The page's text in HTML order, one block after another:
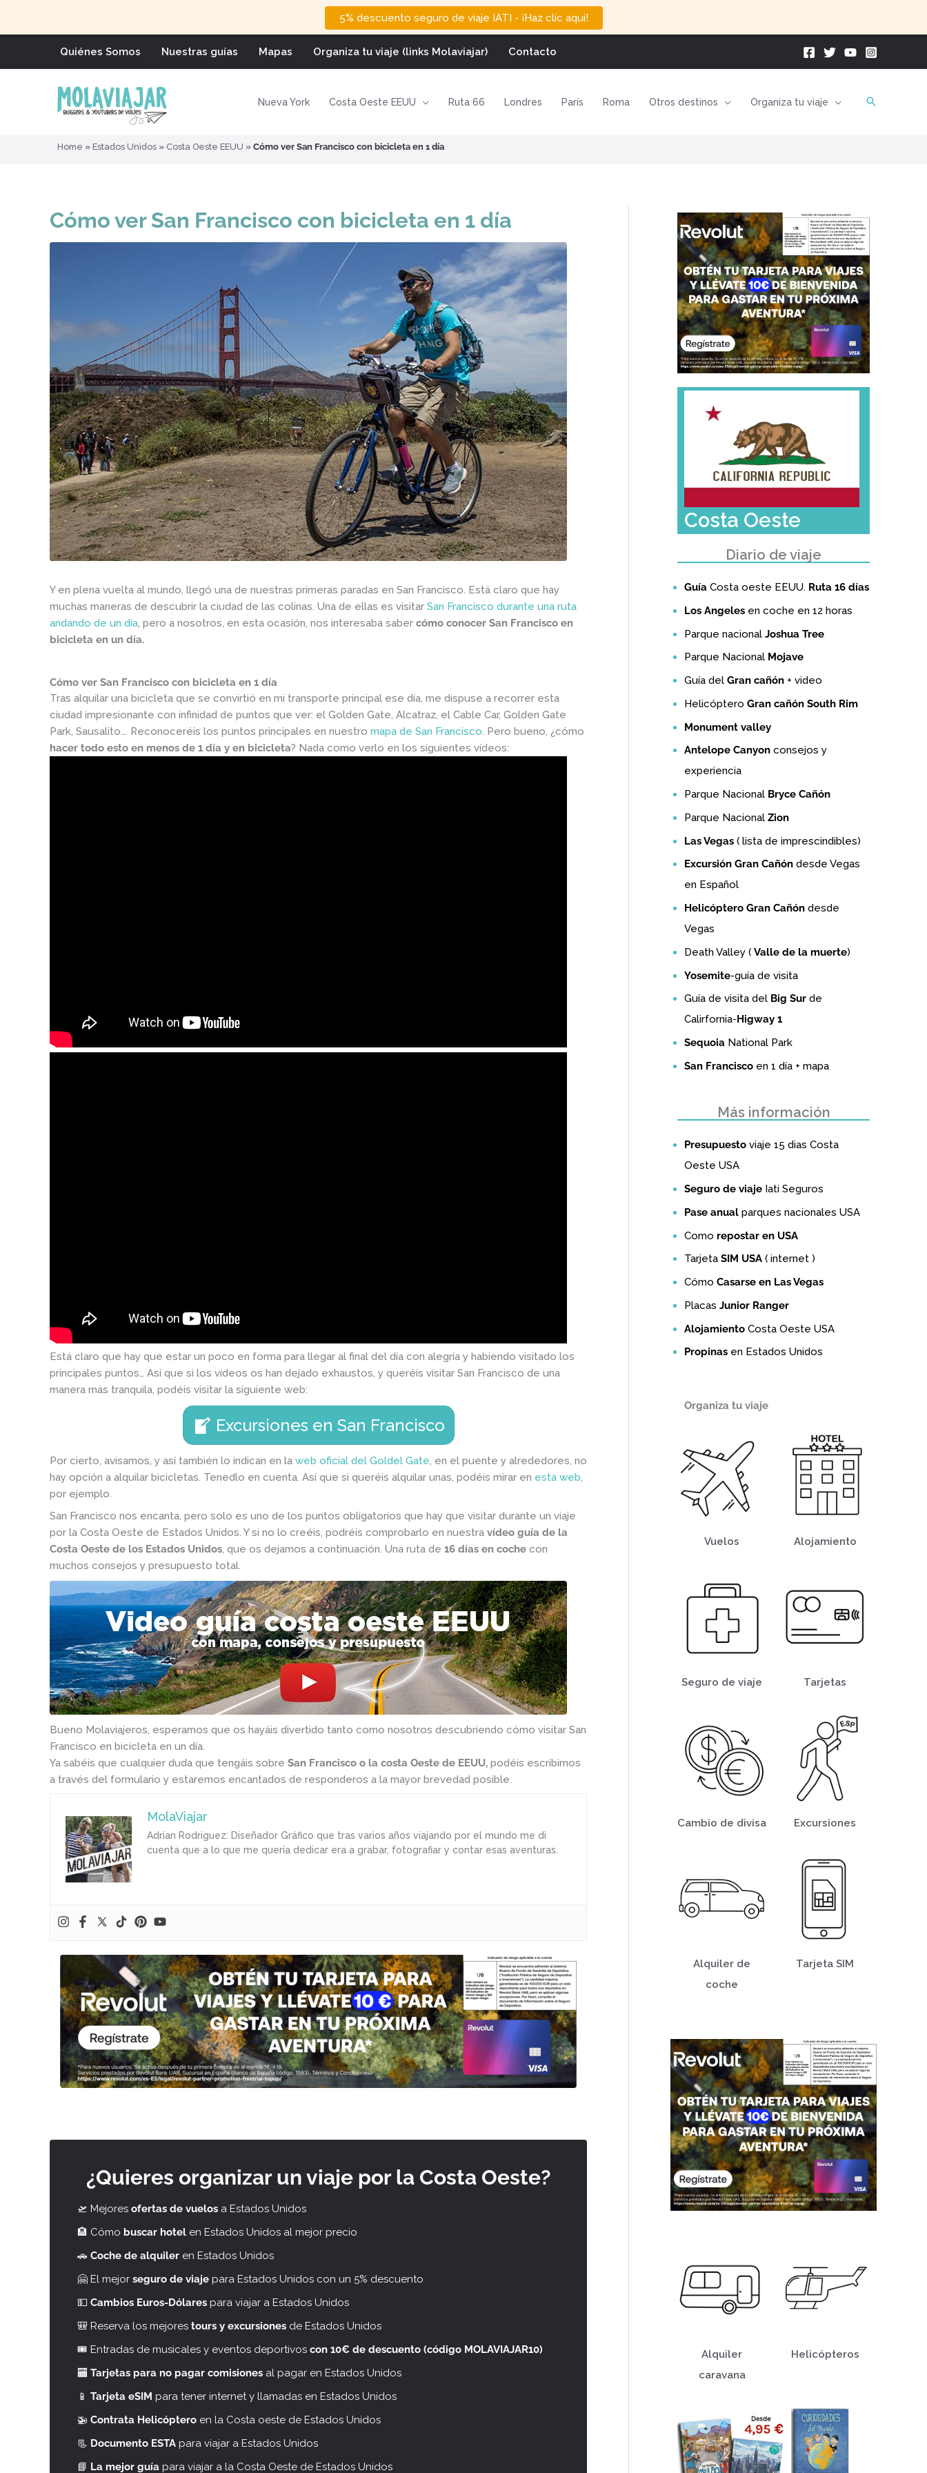
5% descuento seguro de viaje IATI - ¡Haz clic aquí!
Quiénes Somos Nuestras guías Mapas Organiza tu viaje (links Molaviajar) Contacto
Nueva York Costa Oeste EEUU Ruta 66 Londres París Roma Otros destinos Organiza tu viaje
Home » Estados Unidos » Costa Oeste EEUU » Cómo ver San Francisco con bicicleta en 1 día
Cómo ver San Francisco con bicicleta en 1 día
Y en plena vuelta al mundo, llegó una de nuestras primeras paradas en San Francisco. Está claro que hay
muchas maneras de descubrir la ciudad de las colinas. Una de ellas es visitar San Francisco durante una ruta
andando de un día, pero a nosotros, en esta ocasión, nos interesaba saber cómo conocer San Francisco en
bicicleta en un día.
Cómo ver San Francisco con bicicleta en 1 día
Tras alquilar una bicicleta que se convirtió en mi transporte principal ese día, me dispuse a recorrer esta
ciudad impresionante con infinidad de puntos que ver: el Golden Gate, Alcatraz, el Cable Car, Golden Gate
Park, Sausalito…. Reconoceréis los puntos principales en nuestro mapa de San Francisco. Pero bueno, ¿cómo
hacer todo esto en menos de 1 día y en bicicleta? Nada como verlo en los siguientes vídeos:
Está claro que hay que estar un poco en forma para llegar al final del día con alegría y habiendo visitado los
principales puntos… Así que si los vídeos os han dejado exhaustos, y queréis visitar San Francisco de una
manera más tranquila, podéis visitar la siguiente web:
Excursiones en San Francisco
Por cierto, avisamos, y así también lo indican en la web oficial del Goldel Gate, en el puente y alrededores, no
hay opción a alquilar bicicletas. Tenedlo en cuenta. Así que si queréis alquilar unas, podéis mirar en esta web,
por ejemplo.
San Francisco nos encanta, pero solo es uno de los puntos obligatorios que hay que visitar durante un viaje
por la Costa Oeste de Estados Unidos. Y si no lo creéis, podréis comprobarlo en nuestra vídeo guía de la
Costa Oeste de los Estados Unidos, que os dejamos a continuación. Una ruta de 16 días en coche con
muchos consejos y presupuesto total.
Bueno Molaviajeros, esperamos que os hayáis divertido tanto como nosotros descubriendo cómo visitar San
Francisco en bicicleta en un día.
Ya sabéis que cualquier duda que tengáis sobre San Francisco o la costa Oeste de EEUU, podéis escribirnos
a través del formulario y estaremos encantados de responderos a la mayor brevedad posible.
MolaViajar
Adrian Rodriguez: Diseñador Gráfico que tras varios años viajando por el mundo me di
cuenta que a lo que me quería dedicar era a grabar, fotografiar y contar esas aventuras.
¿Quieres organizar un viaje por la Costa Oeste?
🛫 Mejores ofertas de vuelos a Estados Unidos
🏨 Cómo buscar hotel en Estados Unidos al mejor precio
🚗 Coche de alquiler en Estados Unidos
🤗 El mejor seguro de viaje para Estados Unidos con un 5% descuento
💵 Cambios Euros-Dólares para viajar a Estados Unidos
🎒 Reserva los mejores tours y excursiones de Estados Unidos
🎟 Entradas de musicales y eventos deportivos con 10€ de descuento (código MOLAVIAJAR10)
🏧 Tarjetas para no pagar comisiones al pagar en Estados Unidos
📱 Tarjeta eSIM para tener internet y llamadas en Estados Unidos
🚁 Contrata Helicóptero en la Costa oeste de Estados Unidos
📃 Documento ESTA para viajar a Estados Unidos
📘 La mejor guía para viajar a la Costa Oeste de Estados Unidos
Costa Oeste
Diario de viaje
Guía Costa oeste EEUU. Ruta 16 días
Los Angeles en coche en 12 horas
Parque nacional Joshua Tree
Parque Nacional Mojave
Guía del Gran cañón + video
Helicóptero Gran cañón South Rim
Monument valley
Antelope Canyon consejos y
experiencia
Parque Nacional Bryce Cañón
Parque Nacional Zion
Las Vegas ( lista de imprescindibles)
Excursión Gran Cañón desde Vegas
en Español
Helicóptero Gran Cañón desde
Vegas
Death Valley ( Valle de la muerte)
Yosemite-guía de visita
Guía de visita del Big Sur de
Calirfornia-Higway 1
Sequoia National Park
San Francisco en 1 día + mapa
Más información
Presupuesto viaje 15 dias Costa
Oeste USA
Seguro de viaje Iati Seguros
Pase anual parques nacionales USA
Como repostar en USA
Tarjeta SIM USA ( internet )
Cómo Casarse en Las Vegas
Placas Junior Ranger
Alojamiento Costa Oeste USA
Propinas en Estados Unidos
Organiza tu viaje
Vuelos
Seguro de viaje
Cambio de divisa
Alquiler de
coche
Alojamiento
Tarjetas
Excursiones
Tarjeta SIM
Alquiler
caravana
Helicópteros